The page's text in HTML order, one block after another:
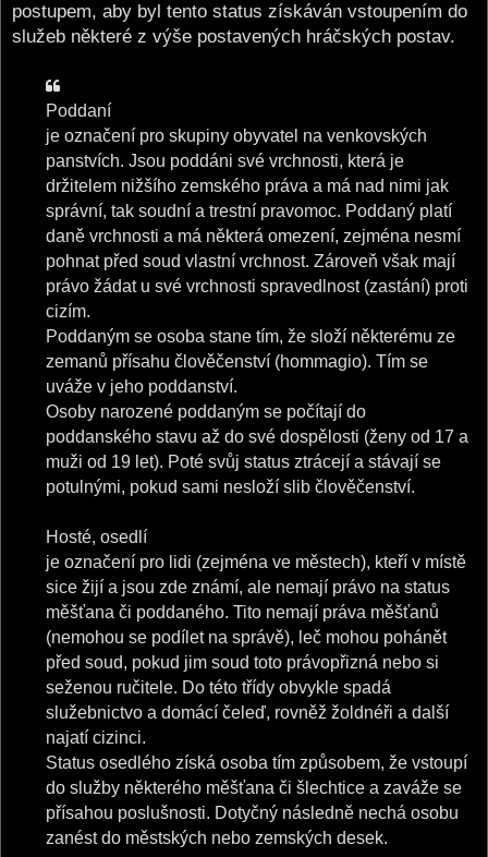
postupem, aby byl tento status získáván vstoupením do
služeb některé z výše postavených hráčských postav.
Poddaní
je označení pro skupiny obyvatel na venkovských
panstvích. Jsou poddáni své vrchnosti, která je
držitelem nižšího zemského práva a má nad nimi jak
správní, tak soudní a trestní pravomoc. Poddaný platí
daně vrchnosti a má některá omezení, zejména nesmí
pohnat před soud vlastní vrchnost. Zároveň však mají
právo žádat u své vrchnosti spravedlnost (zastání) proti
cizím.
Poddaným se osoba stane tím, že složí některému ze
zemanů přísahu člověčenství (hommagio). Tím se
uváže v jeho poddanství.
Osoby narozené poddaným se počítají do
poddanského stavu až do své dospělosti (ženy od 17 a
muži od 19 let). Poté svůj status ztrácejí a stávají se
potulnými, pokud sami nesloží slib člověčenství.
Hosté, osedlí
je označení pro lidi (zejména ve městech), kteří v místě
sice žijí a jsou zde známí, ale nemají právo na status
měšťana či poddaného. Tito nemají práva měšťanů
(nemohou se podílet na správě), leč mohou pohánět
před soud, pokud jim soud toto právopřizná nebo si
seženou ručitele. Do této třídy obvykle spadá
služebnictvo a domácí čeleď, rovněž žoldnéři a další
najatí cizinci.
Status osedlého získá osoba tím způsobem, že vstoupí
do služby některého měšťana či šlechtice a zaváže se
přísahou poslušnosti. Dotyčný následně nechá osobu
zanést do městských nebo zemských desek.